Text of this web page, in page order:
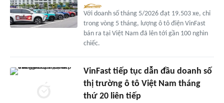
Với doanh số tháng 5/2026 đạt 19.503 xe, chỉ
trong vòng 5 tháng, lượng ô tô điện VinFast
bán ra tại Việt Nam đã lên tới gần 100 nghìn
chiếc.
VinFast tiếp tục dẫn đầu doanh số
thị trường ô tô Việt Nam tháng
thứ 20 liên tiếp